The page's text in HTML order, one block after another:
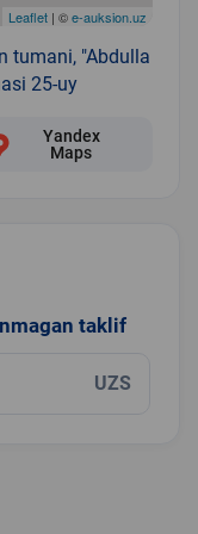
Leaflet| ©e-auksion.uz
tumani, "Abdulla
25-uy
Yandex
Maps
taklif
UZS